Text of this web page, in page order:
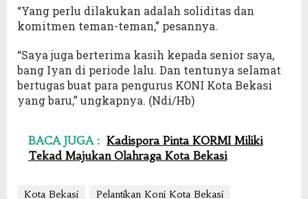
“Yang perlu dilakukan adalah soliditas dan
komitmen teman-teman,” pesannya.
“Saya juga berterima kasih kepada senior saya,
bang Iyan di periode lalu. Dan tentunya selamat
bertugas buat para pengurus KONI Kota Bekasi
yang baru,” ungkapnya. (Ndi/Hb)
BACA JUGA : Kadispora Pinta KORMI Miliki
Tekad Majukan Olahraga Kota Bekasi
Kota Bekasi Pelantikan Koni Kota Bekasi